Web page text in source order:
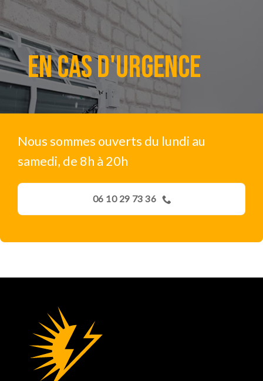
En cas d'urgence
Nous sommes ouverts du lundi au
samedi, de 8h à 20h
06 10 29 73 36